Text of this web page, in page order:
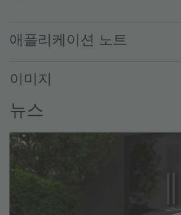
애플리케이션 노트
이미지
뉴스